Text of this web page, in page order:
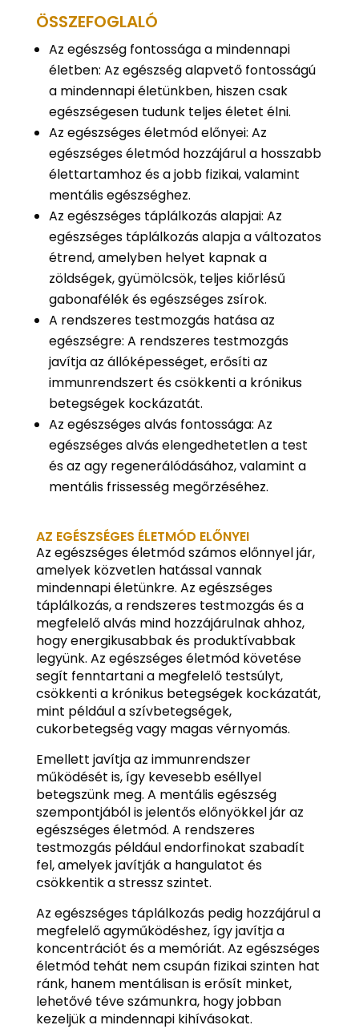
ÖSSZEFOGLALÓ
Az egészség fontossága a mindennapi
életben: Az egészség alapvető fontosságú
a mindennapi életünkben, hiszen csak
egészségesen tudunk teljes életet élni.
Az egészséges életmód előnyei: Az
egészséges életmód hozzájárul a hosszabb
élettartamhoz és a jobb fizikai, valamint
mentális egészséghez.
Az egészséges táplálkozás alapjai: Az
egészséges táplálkozás alapja a változatos
étrend, amelyben helyet kapnak a
zöldségek, gyümölcsök, teljes kiőrlésű
gabonafélék és egészséges zsírok.
A rendszeres testmozgás hatása az
egészségre: A rendszeres testmozgás
javítja az állóképességet, erősíti az
immunrendszert és csökkenti a krónikus
betegségek kockázatát.
Az egészséges alvás fontossága: Az
egészséges alvás elengedhetetlen a test
és az agy regenerálódásához, valamint a
mentális frissesség megőrzéséhez.
AZ EGÉSZSÉGES ÉLETMÓD ELŐNYEI
Az egészséges életmód számos előnnyel jár,
amelyek közvetlen hatással vannak
mindennapi életünkre. Az egészséges
táplálkozás, a rendszeres testmozgás és a
megfelelő alvás mind hozzájárulnak ahhoz,
hogy energikusabbak és produktívabbak
legyünk. Az egészséges életmód követése
segít fenntartani a megfelelő testsúlyt,
csökkenti a krónikus betegségek kockázatát,
mint például a szívbetegségek,
cukorbetegség vagy magas vérnyomás.
Emellett javítja az immunrendszer
működését is, így kevesebb eséllyel
betegszünk meg. A mentális egészség
szempontjából is jelentős előnyökkel jár az
egészséges életmód. A rendszeres
testmozgás például endorfinokat szabadít
fel, amelyek javítják a hangulatot és
csökkentik a stressz szintet.
Az egészséges táplálkozás pedig hozzájárul a
megfelelő agyműködéshez, így javítja a
koncentrációt és a memóriát. Az egészséges
életmód tehát nem csupán fizikai szinten hat
ránk, hanem mentálisan is erősít minket,
lehetővé téve számunkra, hogy jobban
kezeljük a mindennapi kihívásokat.